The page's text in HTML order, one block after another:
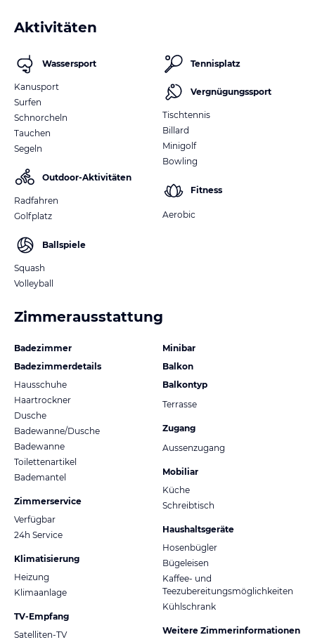
Aktivitäten
Wassersport
Kanusport
Surfen
Schnorcheln
Tauchen
Segeln
Outdoor-Aktivitäten
Radfahren
Golfplatz
Ballspiele
Squash
Volleyball
Tennisplatz
Vergnügungssport
Tischtennis
Billard
Minigolf
Bowling
Fitness
Aerobic
Zimmerausstattung
Badezimmer
Badezimmerdetails
Hausschuhe
Haartrockner
Dusche
Badewanne/Dusche
Badewanne
Toilettenartikel
Bademantel
Zimmerservice
Verfügbar
24h Service
Klimatisierung
Heizung
Klimaanlage
TV-Empfang
Satelliten-TV
Minibar
Balkon
Balkontyp
Terrasse
Zugang
Aussenzugang
Mobiliar
Küche
Schreibtisch
Haushaltsgeräte
Hosenbügler
Bügeleisen
Kaffee- und
Teezubereitungsmöglichkeiten
Kühlschrank
Weitere Zimmerinformationen